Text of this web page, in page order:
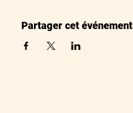
Partager cet événement